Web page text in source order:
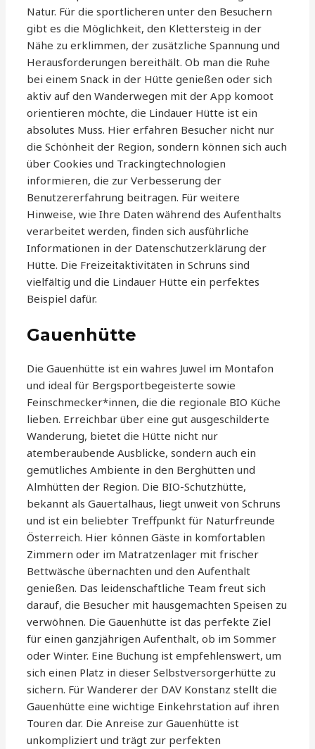
Natur. Für die sportlicheren unter den Besuchern
gibt es die Möglichkeit, den Klettersteig in der
Nähe zu erklimmen, der zusätzliche Spannung und
Herausforderungen bereithält. Ob man die Ruhe
bei einem Snack in der Hütte genießen oder sich
aktiv auf den Wanderwegen mit der App komoot
orientieren möchte, die Lindauer Hütte ist ein
absolutes Muss. Hier erfahren Besucher nicht nur
die Schönheit der Region, sondern können sich auch
über Cookies und Trackingtechnologien
informieren, die zur Verbesserung der
Benutzererfahrung beitragen. Für weitere
Hinweise, wie Ihre Daten während des Aufenthalts
verarbeitet werden, finden sich ausführliche
Informationen in der Datenschutzerklärung der
Hütte. Die Freizeitaktivitäten in Schruns sind
vielfältig und die Lindauer Hütte ein perfektes
Beispiel dafür.
Gauenhütte
Die Gauenhütte ist ein wahres Juwel im Montafon
und ideal für Bergsportbegeisterte sowie
Feinschmecker*innen, die die regionale BIO Küche
lieben. Erreichbar über eine gut ausgeschilderte
Wanderung, bietet die Hütte nicht nur
atemberaubende Ausblicke, sondern auch ein
gemütliches Ambiente in den Berghütten und
Almhütten der Region. Die BIO-Schutzhütte,
bekannt als Gauertalhaus, liegt unweit von Schruns
und ist ein beliebter Treffpunkt für Naturfreunde
Österreich. Hier können Gäste in komfortablen
Zimmern oder im Matratzenlager mit frischer
Bettwäsche übernachten und den Aufenthalt
genießen. Das leidenschaftliche Team freut sich
darauf, die Besucher mit hausgemachten Speisen zu
verwöhnen. Die Gauenhütte ist das perfekte Ziel
für einen ganzjährigen Aufenthalt, ob im Sommer
oder Winter. Eine Buchung ist empfehlenswert, um
sich einen Platz in dieser Selbstversorgerhütte zu
sichern. Für Wanderer der DAV Konstanz stellt die
Gauenhütte eine wichtige Einkehrstation auf ihren
Touren dar. Die Anreise zur Gauenhütte ist
unkompliziert und trägt zur perfekten